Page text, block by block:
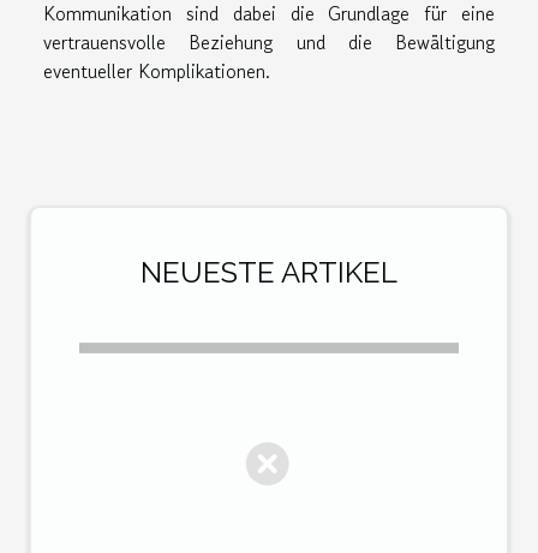
Kommunikation sind dabei die Grundlage für eine
vertrauensvolle Beziehung und die Bewältigung
eventueller Komplikationen.
NEUESTE ARTIKEL